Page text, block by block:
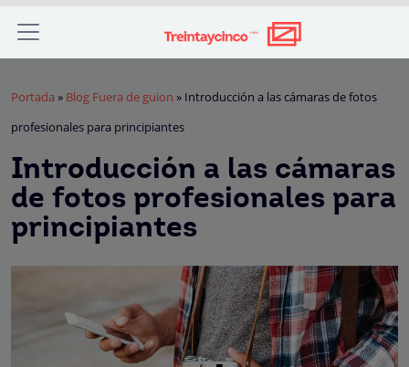
Portada » Blog Fuera de guion » Introducción a las cámaras de fotos
profesionales para principiantes
Introducción a las cámaras
de fotos profesionales para
principiantes